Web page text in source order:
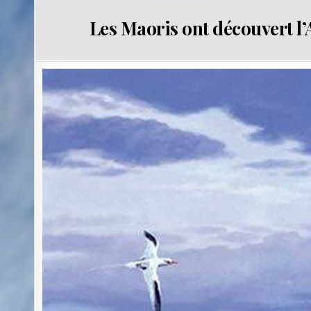
Les Maoris ont découvert